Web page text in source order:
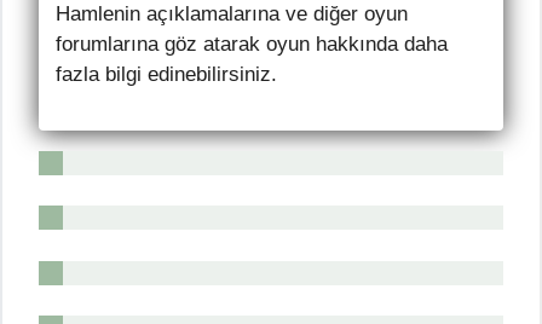
Hamlenin açıklamalarına ve diğer oyun
forumlarına göz atarak oyun hakkında daha
fazla bilgi edinebilirsiniz.